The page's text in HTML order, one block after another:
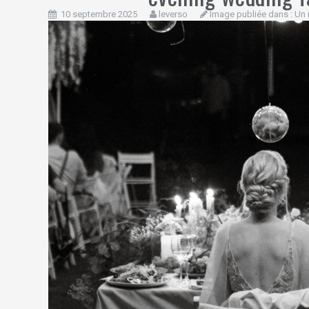
10 septembre 2025 leverso Image publiée dans : Un